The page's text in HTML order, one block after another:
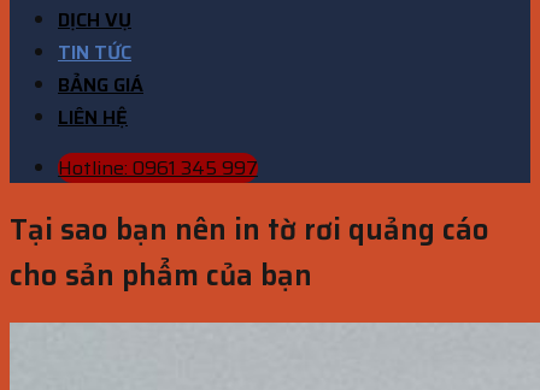
DỊCH VỤ
TIN TỨC
BẢNG GIÁ
LIÊN HỆ
Hotline: 0961 345 997
Tại sao bạn nên in tờ rơi quảng cáo
cho sản phẩm của bạn